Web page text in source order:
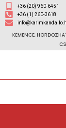
+36 (20) 960-6451
+36 (1) 260-3618
KEMENCE,